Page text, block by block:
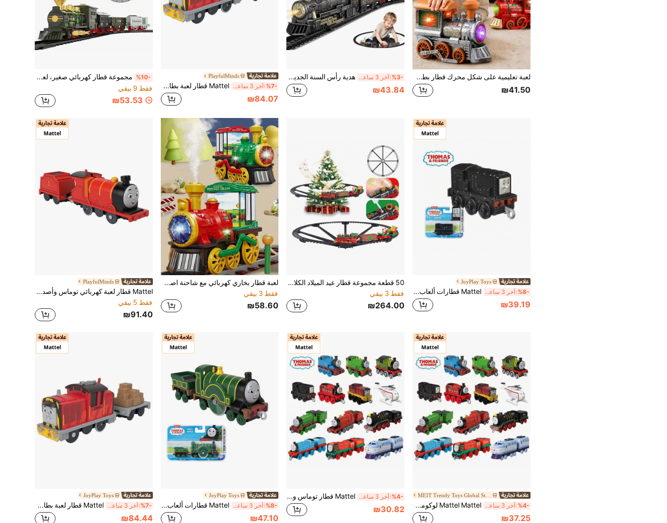
لعبة تعليمية على شكل محرك قطار بطراز عتيق مع إضاءة وموسيقى ودخان ورذاذ متعدد الاتجاهات كهربائي، مناسبة للأطفال
₪41.50
%3- آخر 3 ساعة أيام هدية رأس السنة الجديدة 2027 قطار موسيقي قابل للتتبع، لعبة سيارة قطار كهربائية للأطفال، قطار ميني رجعي، لعبة مركبة كهربائية، قطار صغير رخيص جديد، هدية لعيد الطفل، هدية عيد ميلاد، تغليف هدية
₪43.84
PlayfulMinds
%7- آخر 3 ساعة أيام Mattel قطار لعبة بطارية توماس وأصدقاؤه ترك ماستر، مصنوع من سبيكة الزنك، متوافق مع قطارات أخرى، معدن مصبوب، مناسب للأطفال ما فوق 3 سنوات للعب الدور
₪84.07
%10-
مجموعة قطار كهربائي صغير، لعبة قطار كلاسيكية، مجموعة قطار على المسار، قطار نموذجي للأطفال الصغار، هدية لعبة للأطفال، هدية رأس السنة والكريسماس وعيد الميلاد والعطلات (بطارية AA واحدة غير مشمولة)
فقط 9 بيقي
₪53.53
JoyPlay Toys
%8- آخر 3 ساعة أيام Mattel قطارات ألعاب صغيرة معدنية للدفع والسحب من ماتيل فيشر-برايس توماس وأصدقاؤه، تشمل شخصيات توماس/بيرسي/داك/نيا/روزي/عربة الفرامل/برونو/ويف/سالتي/هارولد/عربة المتاعب/وينستون، مناسبة لأطفال ما قبل المدرسة 3+ سنوات للعب الدور
₪39.19
50 قطعة مجموعة قطار عيد الميلاد الكلاسيكية - طقم ديكور شجرة عيد الميلاد المعلقة، يتضمن قطار سانتا كلوز، قطار كهربائي كلاسيكي DIY للتجميع، تأثيرات دخان واقعية وصوت وضوء، هدية مفاجأة قطار عيد الميلاد للأولاد والبنات
فقط 3 بيقي
₪264.00
لعبة قطار بخاري كهربائي مع شاحنة اصطدام، يتميز بالدخان والأضواء والأصوات، قطار شاحنة عيد الميلاد دوار 360 درجة، مناسب لهدايا أعياد ميلاد الأولاد والبنات من عمر 3-6 سنوات
فقط 3 بيقي
₪58.60
PlayfulMinds
Mattel قطار لعبة كهربائي توماس وأصدقاؤه ترك ماستر مع عربة بضائع، مصنوع من سبيكة الزنك، متوافق مع قطارات أخرى، معدن مصبوب، مناسب لأطفال ما قبل المدرسة 3+ سنوات للعب الدور
فقط 5 بيقي
₪91.40
%4- آخر 3 ساعة أيام Mattel Mattel لوكوموتيف توماس وأصدقائه وألعاب قطار البضائع من ماتيل فيشر-برايس، مناسبة لقصص وألعاب أطفال ما قبل المدرسة
₪37.25
%4- آخر 3 ساعة أيام Mattel قطار توماس وأصدقائه المعدني: قطارات لعبة نموذج كرتوني بأنماط متعددة - قطار يونغباو الرقمي: هدية لعبة للأولاد
₪30.82
JoyPlay Toys
%8- آخر 3 ساعة أيام Mattel قطارات ألعاب معدنية من سلسلة TrackMaster من توماس وأصدقائه، إدوارد/إميلي/توبي/جيمس/هنري، مصنوعة من سبيكة الزنك الأصلية، قابلة للدفع، مناسبة للأطفال في مرحلة ما قبل المدرسة 3+ سنوات
₪47.10
JoyPlay Toys
%7- آخر 3 ساعة أيام Mattel قطار لعبة بطارية توماس وأصدقاؤه ترك ماستر، مصنوع من سبيكة الزنك، متوافق مع قطارات أخرى، معدن مصبوب، مناسب للأطفال ما فوق 3 سنوات للعب التمثيلي
₪84.44